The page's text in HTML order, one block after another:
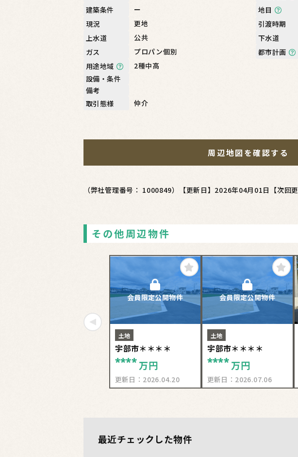
建築条件
ー 地目
現況
更地 引渡時期
上水道
公共 下水道
ガス
プロパン個別 都市計画
用途地域
2種中高
設備・条件
備考
取引態様
仲介
周辺地図を確認する
（弊社管理番号： 1000849） 【更新日】2026年04月01日 【次回
その他周辺物件
会員限定公開物件
土地
宇部市＊＊＊＊
****万円
更新日： 2026.04.20
会員限定公開物件
土地
宇部市＊＊＊＊
****万円
更新日： 2026.07.06
最近チェックした物件